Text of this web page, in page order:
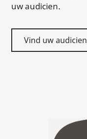
uw audicien.
Vind uw audicien